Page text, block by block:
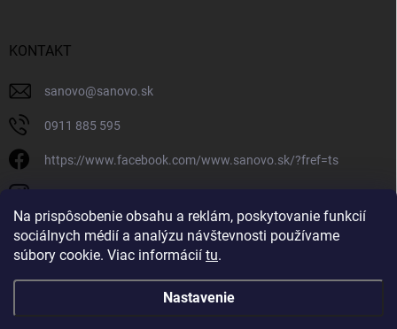
Na prispôsobenie obsahu a reklám, poskytovanie funkcií
sociálnych médií a analýzu návštevnosti používame
súbory cookie. Viac informácií tu.
Nastavenie
KONTAKT
sanovo@sanovo.sk
0911 885 595
https://www.facebook.com/www.sanovo.sk/?fref=ts